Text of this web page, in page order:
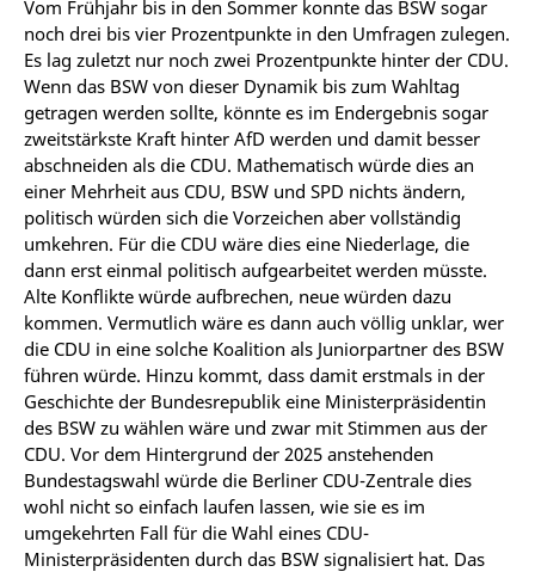
Vom Frühjahr bis in den Sommer konnte das BSW sogar
noch drei bis vier Prozentpunkte in den Umfragen zulegen.
Es lag zuletzt nur noch zwei Prozentpunkte hinter der CDU.
Wenn das BSW von dieser Dynamik bis zum Wahltag
getragen werden sollte, könnte es im Endergebnis sogar
zweitstärkste Kraft hinter AfD werden und damit besser
abschneiden als die CDU. Mathematisch würde dies an
einer Mehrheit aus CDU, BSW und SPD nichts ändern,
politisch würden sich die Vorzeichen aber vollständig
umkehren. Für die CDU wäre dies eine Niederlage, die
dann erst einmal politisch aufgearbeitet werden müsste.
Alte Konflikte würde aufbrechen, neue würden dazu
kommen. Vermutlich wäre es dann auch völlig unklar, wer
die CDU in eine solche Koalition als Juniorpartner des BSW
führen würde. Hinzu kommt, dass damit erstmals in der
Geschichte der Bundesrepublik eine Ministerpräsidentin
des BSW zu wählen wäre und zwar mit Stimmen aus der
CDU. Vor dem Hintergrund der 2025 anstehenden
Bundestagswahl würde die Berliner CDU-Zentrale dies
wohl nicht so einfach laufen lassen, wie sie es im
umgekehrten Fall für die Wahl eines CDU-
Ministerpräsidenten durch das BSW signalisiert hat. Das